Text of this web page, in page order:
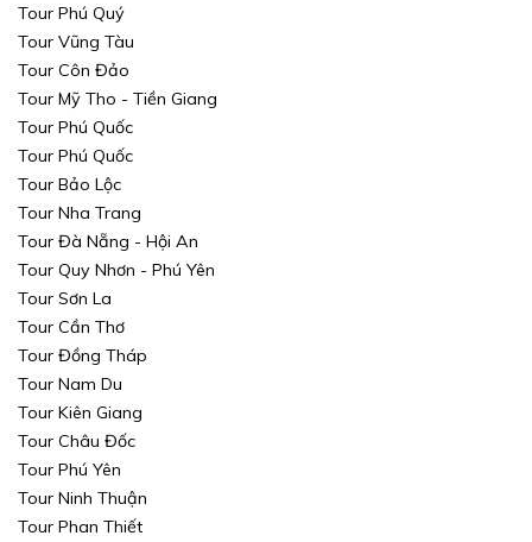
Tour Phú Quý
Tour Vũng Tàu
Tour Côn Đảo
Tour Mỹ Tho - Tiền Giang
Tour Phú Quốc
Tour Phú Quốc
Tour Bảo Lộc
Tour Nha Trang
Tour Đà Nẵng - Hội An
Tour Quy Nhơn - Phú Yên
Tour Sơn La
Tour Cần Thơ
Tour Đồng Tháp
Tour Nam Du
Tour Kiên Giang
Tour Châu Đốc
Tour Phú Yên
Tour Ninh Thuận
Tour Phan Thiết